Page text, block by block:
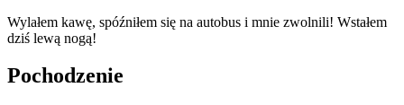
Wylałem kawę, spóźniłem się na autobus i mnie zwolnili! Wstałem
dziś lewą nogą!
Pochodzenie